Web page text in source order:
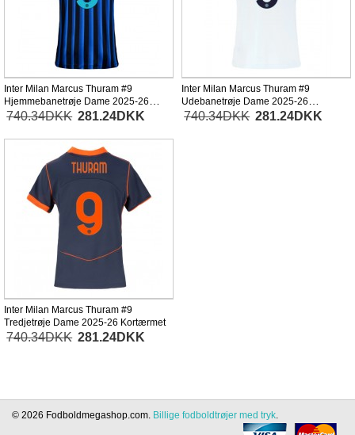
Inter Milan Marcus Thuram #9
Hjemmebanetrøje Dame 2025-26
Kortærmet
740.34DKK 281.24DKK
Inter Milan Marcus Thuram #9
Udebanetrøje Dame 2025-26
Kortærmet
740.34DKK 281.24DKK
Inter Milan Marcus Thuram #9
Tredjetrøje Dame 2025-26 Kortærmet
740.34DKK 281.24DKK
© 2026 Fodboldmegashop.com. Billige fodboldtrøjer med tryk.